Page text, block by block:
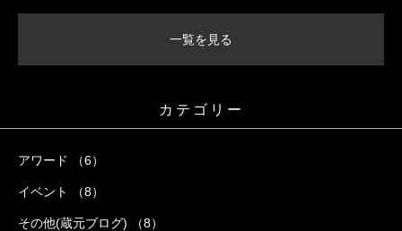
一覧を見る
カテゴリー
アワード （6）
イベント （8）
その他(蔵元ブログ) （8）